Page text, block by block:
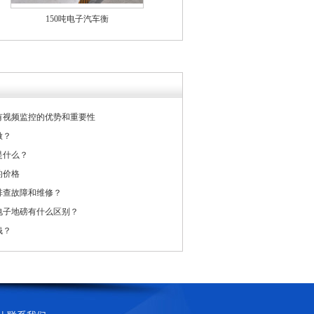
150吨电子汽车衡
频监控的优势和重要性
么？
价格
故障和维修？
地磅有什么区别？